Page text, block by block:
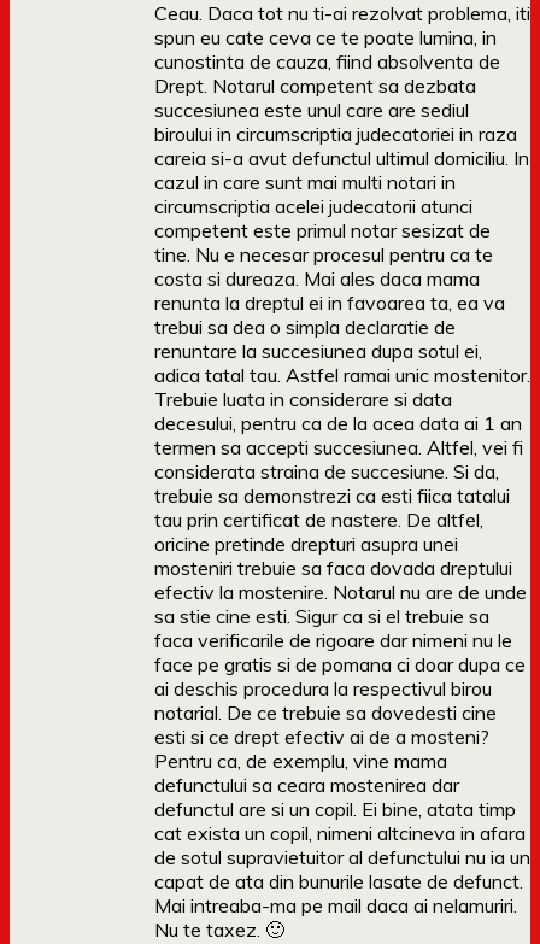
Ceau. Daca tot nu ti-ai rezolvat problema, iti
spun eu cate ceva ce te poate lumina, in
cunostinta de cauza, fiind absolventa de
Drept. Notarul competent sa dezbata
succesiunea este unul care are sediul
biroului in circumscriptia judecatoriei in raza
careia si-a avut defunctul ultimul domiciliu. In
cazul in care sunt mai multi notari in
circumscriptia acelei judecatorii atunci
competent este primul notar sesizat de
tine. Nu e necesar procesul pentru ca te
costa si dureaza. Mai ales daca mama
renunta la dreptul ei in favoarea ta, ea va
trebui sa dea o simpla declaratie de
renuntare la succesiunea dupa sotul ei,
adica tatal tau. Astfel ramai unic mostenitor.
Trebuie luata in considerare si data
decesului, pentru ca de la acea data ai 1 an
termen sa accepti succesiunea. Altfel, vei fi
considerata straina de succesiune. Si da,
trebuie sa demonstrezi ca esti fiica tatalui
tau prin certificat de nastere. De altfel,
oricine pretinde drepturi asupra unei
mosteniri trebuie sa faca dovada dreptului
efectiv la mostenire. Notarul nu are de unde
sa stie cine esti. Sigur ca si el trebuie sa
faca verificarile de rigoare dar nimeni nu le
face pe gratis si de pomana ci doar dupa ce
ai deschis procedura la respectivul birou
notarial. De ce trebuie sa dovedesti cine
esti si ce drept efectiv ai de a mosteni?
Pentru ca, de exemplu, vine mama
defunctului sa ceara mostenirea dar
defunctul are si un copil. Ei bine, atata timp
cat exista un copil, nimeni altcineva in afara
de sotul supravietuitor al defunctului nu ia un
capat de ata din bunurile lasate de defunct.
Mai intreaba-ma pe mail daca ai nelamuriri.
Nu te taxez. 🙂